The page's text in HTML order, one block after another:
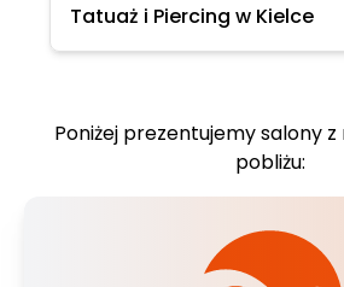
Tatuaż i Piercing w Kielce
Poniżej prezentujemy salony
pobliżu: